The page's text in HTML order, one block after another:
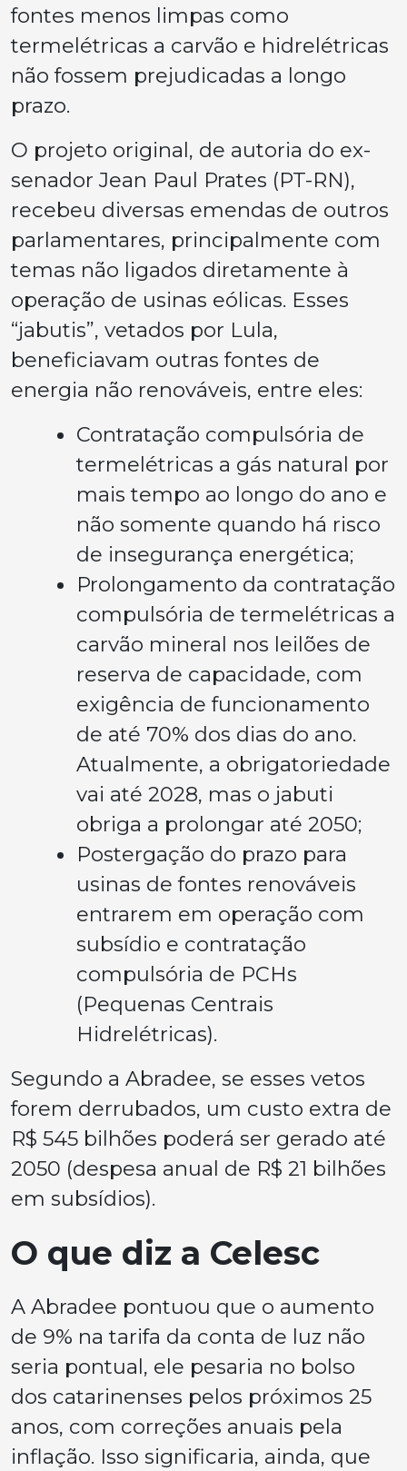
fontes menos limpas como
termelétricas a carvão e hidrelétricas
não fossem prejudicadas a longo
prazo.
O projeto original, de autoria do ex-
senador Jean Paul Prates (PT-RN),
recebeu diversas emendas de outros
parlamentares, principalmente com
temas não ligados diretamente à
operação de usinas eólicas. Esses
“jabutis”, vetados por Lula,
beneficiavam outras fontes de
energia não renováveis, entre eles:
Contratação compulsória de
termelétricas a gás natural por
mais tempo ao longo do ano e
não somente quando há risco
de insegurança energética;
Prolongamento da contratação
compulsória de termelétricas a
carvão mineral nos leilões de
reserva de capacidade, com
exigência de funcionamento
de até 70% dos dias do ano.
Atualmente, a obrigatoriedade
vai até 2028, mas o jabuti
obriga a prolongar até 2050;
Postergação do prazo para
usinas de fontes renováveis
entrarem em operação com
subsídio e contratação
compulsória de PCHs
(Pequenas Centrais
Hidrelétricas).
Segundo a Abradee, se esses vetos
forem derrubados, um custo extra de
R$ 545 bilhões poderá ser gerado até
2050 (despesa anual de R$ 21 bilhões
em subsídios).
O que diz a Celesc
A Abradee pontuou que o aumento
de 9% na tarifa da conta de luz não
seria pontual, ele pesaria no bolso
dos catarinenses pelos próximos 25
anos, com correções anuais pela
inflação. Isso significaria, ainda, que